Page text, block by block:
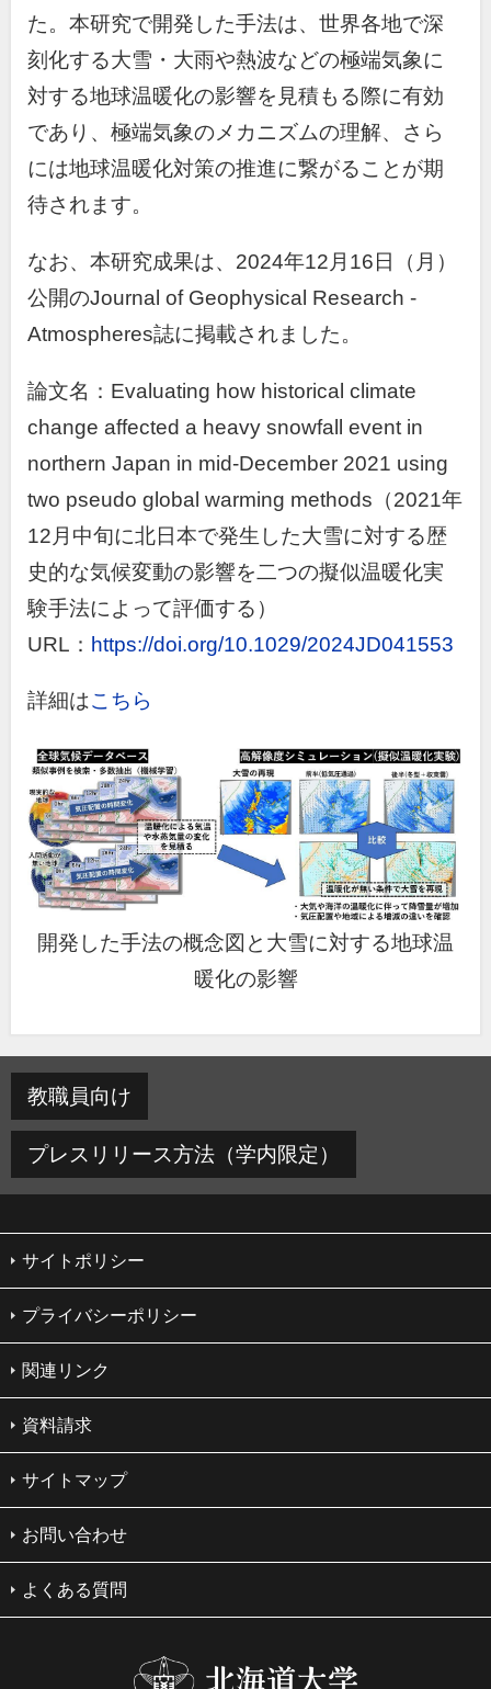
た。本研究で開発した手法は、世界各地で深
刻化する大雪・大雨や熱波などの極端気象に
対する地球温暖化の影響を見積もる際に有効
であり、極端気象のメカニズムの理解、さら
には地球温暖化対策の推進に繋がることが期
待されます。
なお、本研究成果は、 2024年12 月 16日（月）
公開のJournal of Geophysical Research -
Atmospheres誌に掲載されました。
論文名：Evaluating how historical climate
change affected a heavy snowfall event in
northern Japan in mid-December 2021 using
two pseudo global warming methods（2021年
12 月中旬に北日本で発生した大雪に対する歴
史的な気候変動の影響を二つの擬似温暖化実
験手法によって評価する）
URL： https://doi.org/10.1029/2024JD041553
詳細はこちら
開発した手法の概念図と大雪に対する地球温
暖化の影響
教職員向け
プレスリリース方法（学内限定）
サイトポリシー
プライバシーポリシー
関連リンク
資料請求
サイトマップ
お問い合わせ
よくある質問